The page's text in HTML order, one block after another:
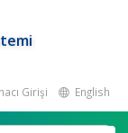
Girişi English